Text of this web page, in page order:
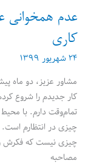
عدم همخوانی
کاری
۲۴ شهریور ۱۳۹۹
مشاور عزیز، دو ماه
کار جدیدم را شروع
تمام‌وقت دارم. با
چیزی در انتظارم است.
چیزی نیست که فکرش
مصاحبه